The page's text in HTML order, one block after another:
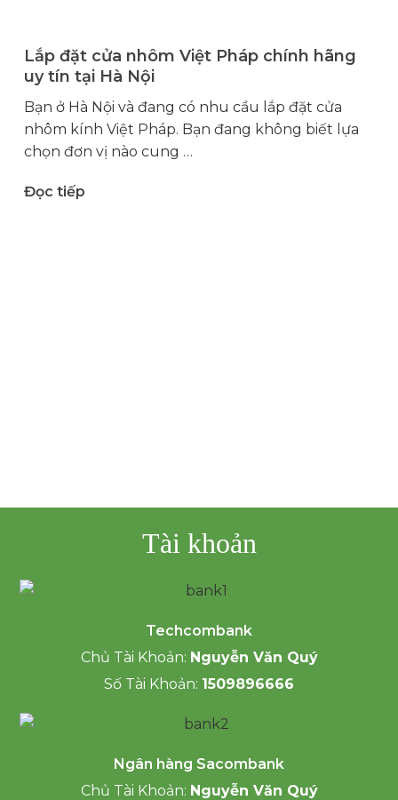
Lắp đặt cửa nhôm Việt Pháp chính hãng
uy tín tại Hà Nội
Bạn ở Hà Nội và đang có nhu cầu lắp đặt cửa
nhôm kính Việt Pháp. Bạn đang không biết lựa
chọn đơn vị nào cung …
Đọc tiếp
Tài khoản
Techcombank
Chủ Tài Khoản: Nguyễn Văn Quý
Số Tài Khoản: 1509896666
Ngân hàng Sacombank
Chủ Tài Khoản: Nguyễn Văn Quý